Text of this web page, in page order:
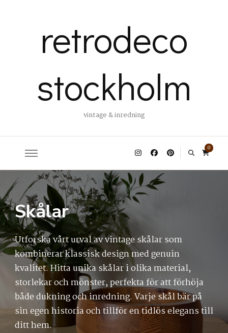
retrodeco
stockholm
vintage & inredning
0
Skålar
Utforska vårt urval av vintage skålar som
kombinerar klassisk design med genuin
kvalitet. Hitta unika skålar i olika material,
storlekar och mönster, perfekta för att förhöja
både dukning och inredning. Varje skål bär på
sin egen historia och tillför en tidlös elegans till
ditt hem.